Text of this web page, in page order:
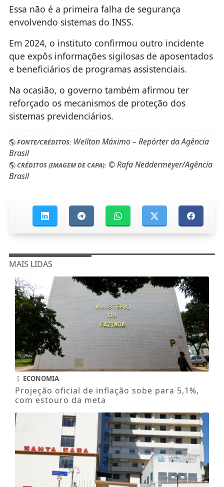
Essa não é a primeira falha de segurança
envolvendo sistemas do INSS.
Em 2024, o instituto confirmou outro incidente
que expôs informações sigilosas de aposentados
e beneficiários de programas assistenciais.
Na ocasião, o governo também afirmou ter
reforçado os mecanismos de proteção dos
sistemas previdenciários.
FONTE/CRÉDITOS:Wellton Máximo – Repórter da Agência
Brasil
CRÉDITOS (IMAGEM DE CAPA):© Rafa Neddermeyer/Agência
Brasil
MAIS LIDAS
ECONOMIA
Projeção oficial de inflação sobe para 5,1%,
com estouro da meta